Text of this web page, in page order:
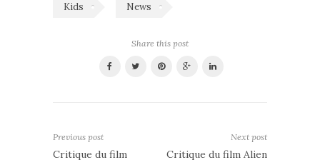
Kids News
Share this post
Previous post
Critique du film
Next post
Critique du film Alien